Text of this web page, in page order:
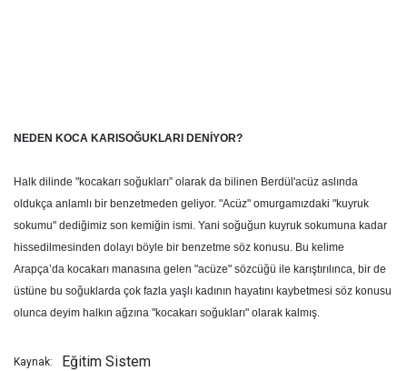
NEDEN KOCA KARISOĞUKLARI DENİYOR?
Halk dilinde "kocakarı soğukları” olarak da bilinen Berdül'acüz aslında
oldukça anlamlı bir benzetmeden geliyor. "Acüz" omurgamızdaki "kuyruk
sokumu" dediğimiz son kemiğin ismi. Yani soğuğun kuyruk sokumuna kadar
hissedilmesinden dolayı böyle bir benzetme söz konusu. Bu kelime
Arapça’da kocakarı manasına gelen "acüze" sözcüğü ile karıştırılınca, bir de
üstüne bu soğuklarda çok fazla yaşlı kadının hayatını kaybetmesi söz konusu
olunca deyim halkın ağzına "kocakarı soğukları" olarak kalmış.
Kaynak: Eğitim Sistem